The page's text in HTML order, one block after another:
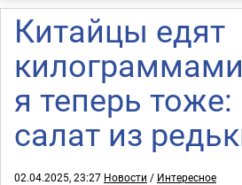
Китайцы едят
я теперь
салат из
02.04.2025, 23:27 Новости / Интересное